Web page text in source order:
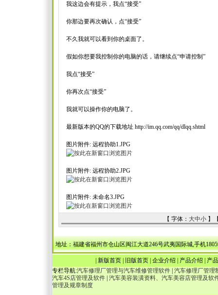
我这边会有提示，我点“接受”
你那边要再次确认，点“接受”
不久我就可以看到你的桌面了。
假如你想要我控制你的电脑的话，请继续点“申请控制”
我点“接受”
你再次点“接受”
我就可以操作你的电脑了。
最新版本的QQ的下载地址 http://im.qq.com/qq/dlqq.shtml
图片附件: 远程协助1.JPG
图片附件: 远程协助2.JPG
图片附件: 未命名3.JPG
【 字体： 大中小】
地址：福建省福州市仓山区闽江大道246号武夷国际城,手机
新版首页| 旧版首页| 企业介绍 产品介绍
产
专栏导航:汽车修理厂管理与汽车维修管理软件 汽车修理厂管理
汽车4S店管理及软件 汽车美容装潢资料、汽车美容店管理及软
管理及规章制度